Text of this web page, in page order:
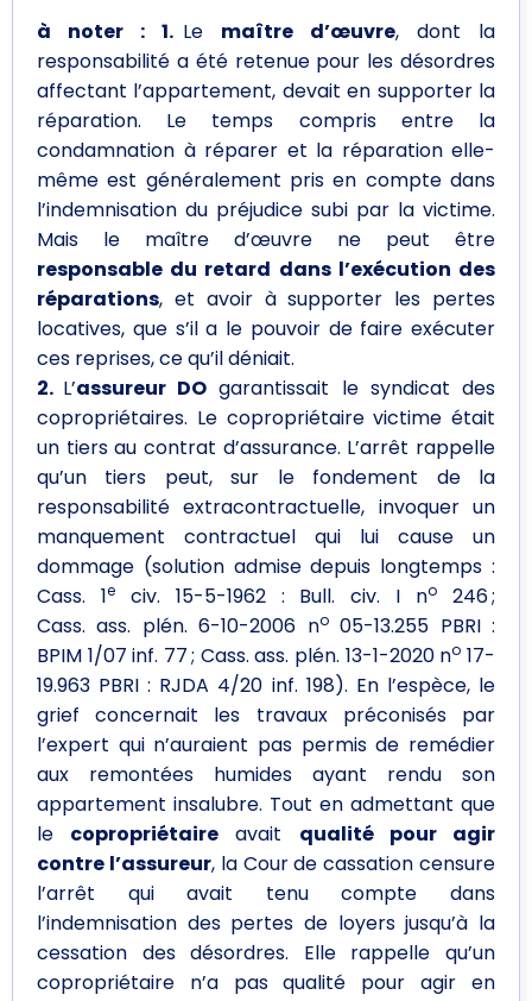
à noter : 1. Le maître d’œuvre, dont la
responsabilité a été retenue pour les désordres
affectant l’appartement, devait en supporter la
réparation. Le temps compris entre la
condamnation à réparer et la réparation elle-
même est généralement pris en compte dans
l’indemnisation du préjudice subi par la victime.
Mais le maître d’œuvre ne peut être
responsable du retard dans l’exécution des
réparations, et avoir à supporter les pertes
locatives, que s’il a le pouvoir de faire exécuter
ces reprises, ce qu’il déniait.
2. L’assureur DO garantissait le syndicat des
copropriétaires. Le copropriétaire victime était
un tiers au contrat d’assurance. L’arrêt rappelle
qu’un tiers peut, sur le fondement de la
responsabilité extracontractuelle, invoquer un
manquement contractuel qui lui cause un
dommage (solution admise depuis longtemps :
Cass. 1eciv. 15-5-1962 : Bull. civ. I no
246 ;
Cass. ass. plén. 6-10-2006 no05-13.255 PBRI :
BPIM 1/07 inf. 77 ; Cass. ass. plén. 13-1-2020 no 17-
19.963 PBRI : RJDA 4/20 inf. 198). En l’espèce, le
grief concernait les travaux préconisés par
l’expert qui n’auraient pas permis de remédier
aux remontées humides ayant rendu son
appartement insalubre. Tout en admettant que
le copropriétaire avait qualité pour agir
contre l’assureur, la Cour de cassation censure
l’arrêt qui avait tenu compte dans
l’indemnisation des pertes de loyers jusqu’à la
cessation des désordres. Elle rappelle qu’un
copropriétaire n’a pas qualité pour agir en